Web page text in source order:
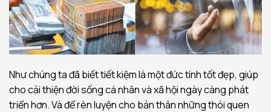
Như chúng ta đã biết tiết kiệm là một đức tính tốt đẹp, giúp
cho cải thiện đời sống cá nhân và xã hội ngày càng phát
triển hơn. Và để rèn luyện cho bản thân những thói quen